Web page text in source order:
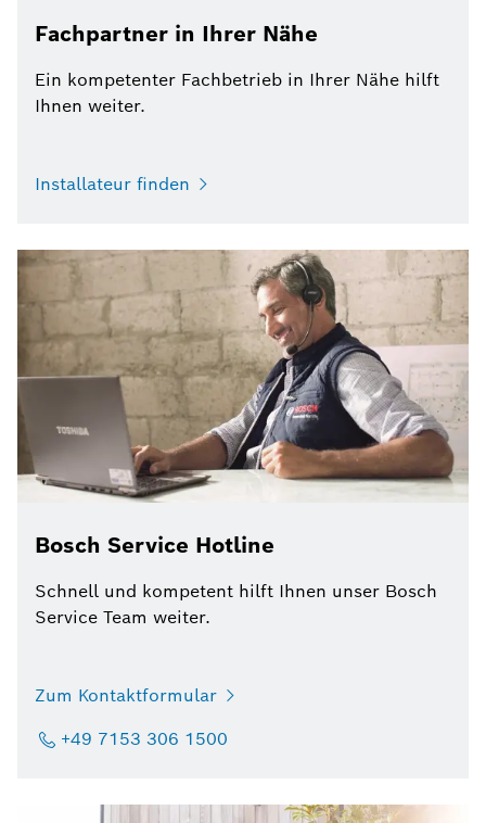
Fachpartner in Ihrer Nähe
Ein kompetenter Fachbetrieb in Ihrer Nähe hilft
Ihnen weiter.
Installateur finden
Bosch Service Hotline
Schnell und kompetent hilft Ihnen unser Bosch
Service Team weiter.
Zum Kontaktformular
+49 7153 306 1500